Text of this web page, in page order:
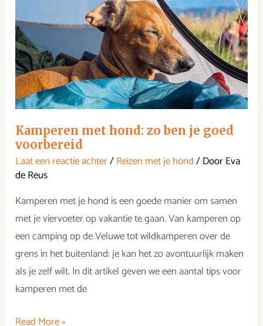
Kamperen met hond: zo ben je goed
voorbereid
Laat een reactie achter/Reizen met je hond/ DoorEva
de Reus
Kamperen met je hond is een goede manier om samen
met je viervoeter op vakantie te gaan. Van kamperen op
een camping op de Veluwe tot wildkamperen over de
grens in het buitenland: je kan het zo avontuurlijk maken
als je zelf wilt. In dit artikel geven we een aantal tips voor
kamperen met de
ben
je
goed
voorbereid
Read More »